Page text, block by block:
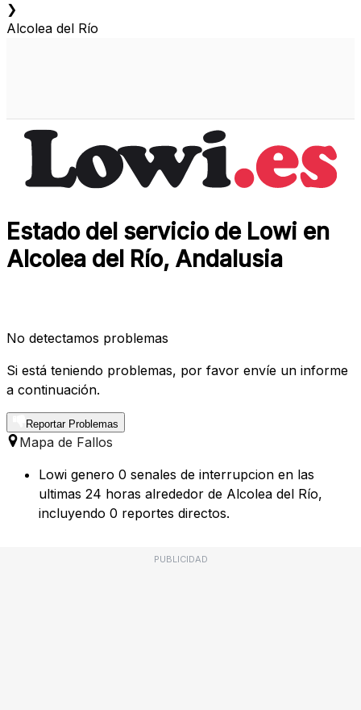
❯
Alcolea del Río
Estado del servicio de Lowi en
Alcolea del Río, Andalusia
No detectamos problemas
Si está teniendo problemas, por favor envíe un informe
a continuación.
Reportar Problemas
Mapa de Fallos
Lowi genero 0 senales de interrupcion en las
ultimas 24 horas alrededor de Alcolea del Río,
incluyendo 0 reportes directos.
PUBLICIDAD